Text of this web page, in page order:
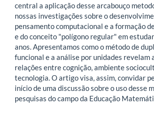
central a aplicação desse arcabouço
nossas investigações sobre o
pensamento computacional e a formação
e do conceito "polígono regular" em
anos. Apresentamos como o método de
funcional e a análise por unidades revelam
relações entre cognição, ambiente
tecnologia. O artigo visa, assim, convidar
início de uma discussão sobre o uso desse
pesquisas do campo da Educação